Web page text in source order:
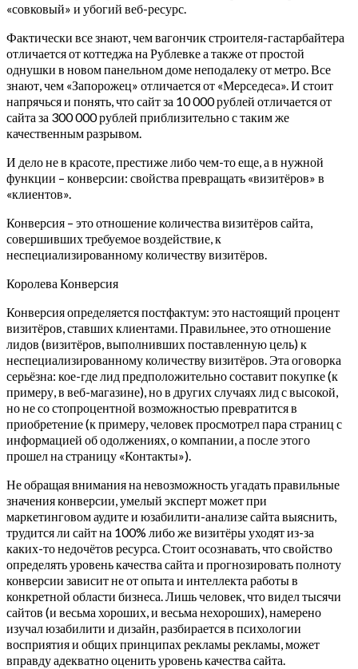
«совковый» и убогий веб-ресурс.
Фактически все знают, чем вагончик строителя-гастарбайтера
отличается от коттеджа на Рублевке а также от простой
однушки в новом панельном доме неподалеку от метро. Все
знают, чем «Запорожец» отличается от «Мерседеса». И стоит
напрячься и понять, что сайт за 10 000 рублей отличается от
сайта за 300 000 рублей приблизительно с таким же
качественным разрывом.
И дело не в красоте, престиже либо чем-то еще, а в нужной
функции – конверсии: свойства превращать «визитёров» в
«клиентов».
Конверсия – это отношение количества визитёров сайта,
совершивших требуемое воздействие, к
неспециализированному количеству визитёров.
Королева Конверсия
Конверсия определяется постфактум: это настоящий процент
визитёров, ставших клиентами. Правильнее, это отношение
лидов (визитёров, выполнивших поставленную цель) к
неспециализированному количеству визитёров. Эта оговорка
серьёзна: кое-где лид предположительно составит покупке (к
примеру, в веб-магазине), но в других случаях лид с высокой,
но не со стопроцентной возможностью превратится в
приобретение (к примеру, человек просмотрел пара страниц с
информацией об одолжениях, о компании, а после этого
прошел на страницу «Контакты»).
Не обращая внимания на невозможность угадать правильные
значения конверсии, умелый эксперт может при
маркетинговом аудите и юзабилити-анализе сайта выяснить,
трудится ли сайт на 100% либо же визитёры уходят из-за
каких-то недочётов ресурса. Стоит осознавать, что свойство
определять уровень качества сайта и прогнозировать полноту
конверсии зависит не от опыта и интеллекта работы в
конкретной области бизнеса. Лишь человек, что видел тысячи
сайтов (и весьма хороших, и весьма нехороших), намерено
изучал юзабилити и дизайн, разбирается в психологии
восприятия и общих принципах рекламы рекламы, может
вправду адекватно оценить уровень качества сайта.